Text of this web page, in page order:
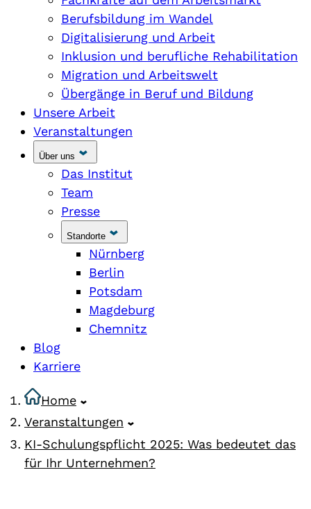
Berufsbildung im Wandel
Digitalisierung und Arbeit
Inklusion und berufliche Rehabilitation
Migration und Arbeitswelt
Übergänge in Beruf und Bildung
Unsere Arbeit
Veranstaltungen
Über uns
Das Institut
Team
Presse
Standorte
Nürnberg
Berlin
Potsdam
Magdeburg
Chemnitz
Blog
Karriere
Home
Veranstaltungen
KI-Schulungspflicht 2025: Was bedeutet das
für Ihr Unternehmen?